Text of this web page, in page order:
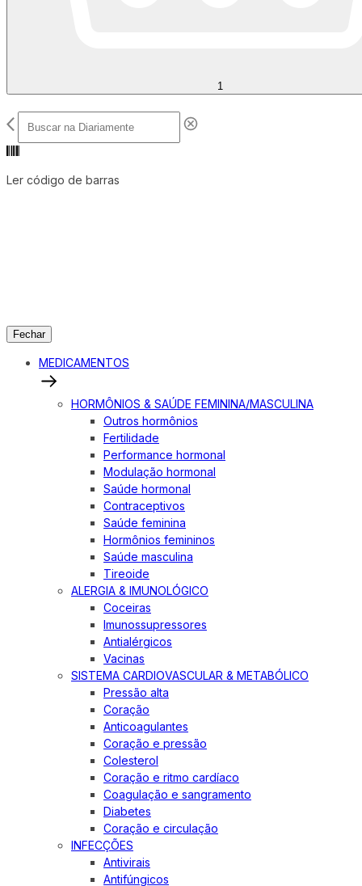
1
Ler código de barras
Fechar
MEDICAMENTOS
HORMÔNIOS & SAÚDE FEMININA/MASCULINA
Outros hormônios
Fertilidade
Performance hormonal
Modulação hormonal
Saúde hormonal
Contraceptivos
Saúde feminina
Hormônios femininos
Saúde masculina
Tireoide
ALERGIA & IMUNOLÓGICO
Coceiras
Imunossupressores
Antialérgicos
Vacinas
SISTEMA CARDIOVASCULAR & METABÓLICO
Pressão alta
Coração
Anticoagulantes
Coração e pressão
Colesterol
Coração e ritmo cardíaco
Coagulação e sangramento
Diabetes
Coração e circulação
INFECÇÕES
Antivirais
Antifúngicos